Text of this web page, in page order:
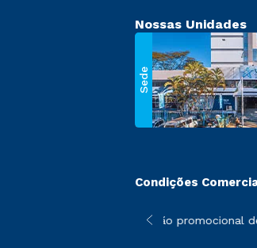
Nossas Unidades
Sede
Condições
sofrer alterações nos períodos de
*A condição promocional de